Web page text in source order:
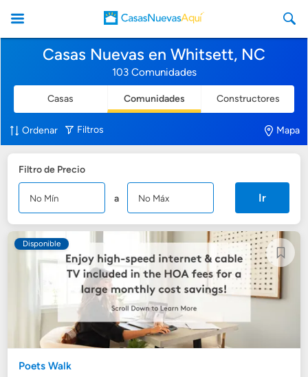
Casas Nuevas en Whitsett, NC
103 Comunidades
Casas Comunidades Constructores
Ordenar Filtros Mapa
Filtro de Precio
a Ir
Disponible
Poets Walk